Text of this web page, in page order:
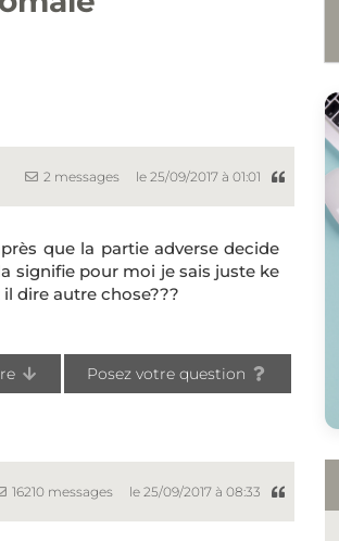
2 messages le 25/09/2017 à 01:01
que la partie adverse decide
signifie pour moi je sais juste ke
dire autre chose???
Posez votre question
16210 messages le 25/09/2017 à 08:33